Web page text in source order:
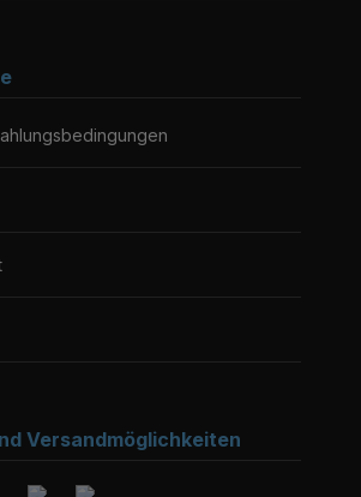
Versandmöglichkeiten